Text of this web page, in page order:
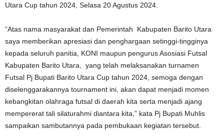
Utara Cup tahun 2024, Selasa 20 Agustus 2024.
“Atas nama masyarakat dan Pemerintah Kabupaten Barito Utara
saya memberikan apresiasi dan penghargaan setinggi-tingginya
kepada seluruh panitia, KONI maupun pengurus Asosiasi Futsal
Kabupaten Barito Utara, yang telah melaksanakan turnamen
Futsal Pj Bupati Barito Utara Cup tahun 2024, semoga dengan
diselenggarakannya tournament ini, akan dapat menjadi momen
kebangkitan olahraga futsal di daerah kita serta menjadi ajang
mempererat tali silaturahmi diantara kita,” kata Pj Bupati Muhlis
sampaikan sambutannya pada pembukaan kegiatan tersebut.